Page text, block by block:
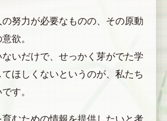
努力が必要なものの、その原動
欲。
いだけで、せっかく芽がでた学
ほしくないというのが、私たち
す。
むための情報を提供したいと考